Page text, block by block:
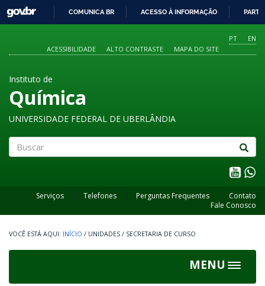
O
CONTEÚDO
GOVBR
COMUNICA BR ACESSO À INFORMAÇÃO
PT
EN
ACESSIBILIDADE
ALTO CONTRASTE MAPA DO SITE
Instituto de
Química
UNIVERSIDADE FEDERAL DE UBERLÂNDIA
Serviços Telefones Perguntas Frequentes
Contato
Fale Conosco
INÍCIO / UNIDADES / SECRETARIA DE CURSO
MENU
Toggle